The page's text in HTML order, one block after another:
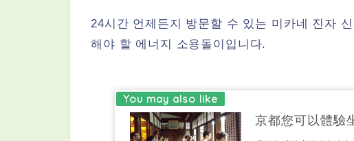
24시간 언제든지 방문할 수 있는 미카네 진자
해야 할 에너지 소용돌이입니다.
京都您可以體驗